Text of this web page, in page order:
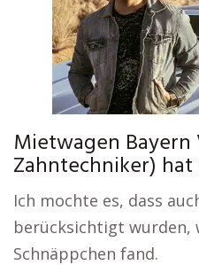
Mietwagen Bayern
Zahntechniker)
Ich mochte es, dass
berücksichtigt wurden,
Schnäppchen fand.